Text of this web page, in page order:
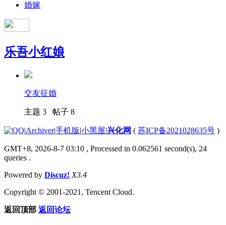
婚嫁
乐吾小红娘
交友征婚
主题 3 帖子 8
|Archiver|手机版|小黑屋|兴化网 ( 苏ICP备2021028635号 )
GMT+8, 2026-8-7 03:10 , Processed in 0.062561 second(s), 24
queries .
Powered by Discuz! X3.4
Copyright © 2001-2021, Tencent Cloud.
返回顶部 返回论坛